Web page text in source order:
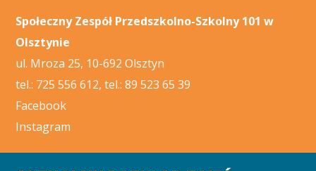
Społeczny Zespół Przedszkolno-Szkolny 101 w
Olsztynie
ul. Mroza 25, 10-692 Olsztyn
tel.: 725 556 612, tel.: 89 523 65 39
Facebook
Instagram